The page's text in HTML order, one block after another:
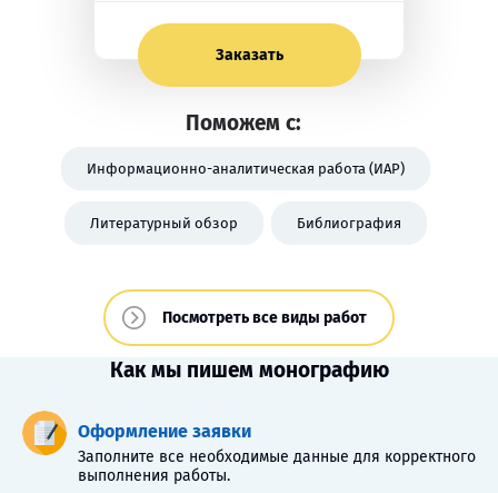
Заказать
Поможем с:
Информационно-аналитическая работа (ИАР)
Литературный обзор Библиография
Посмотреть все виды работ
Как мы пишем монографию
Оформление заявки
Заполните все необходимые данные для корректного
выполнения работы.